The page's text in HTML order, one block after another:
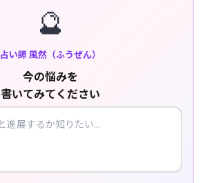
🔮
占い師 風然（ふうぜん）
今の悩みを
書いてみてください